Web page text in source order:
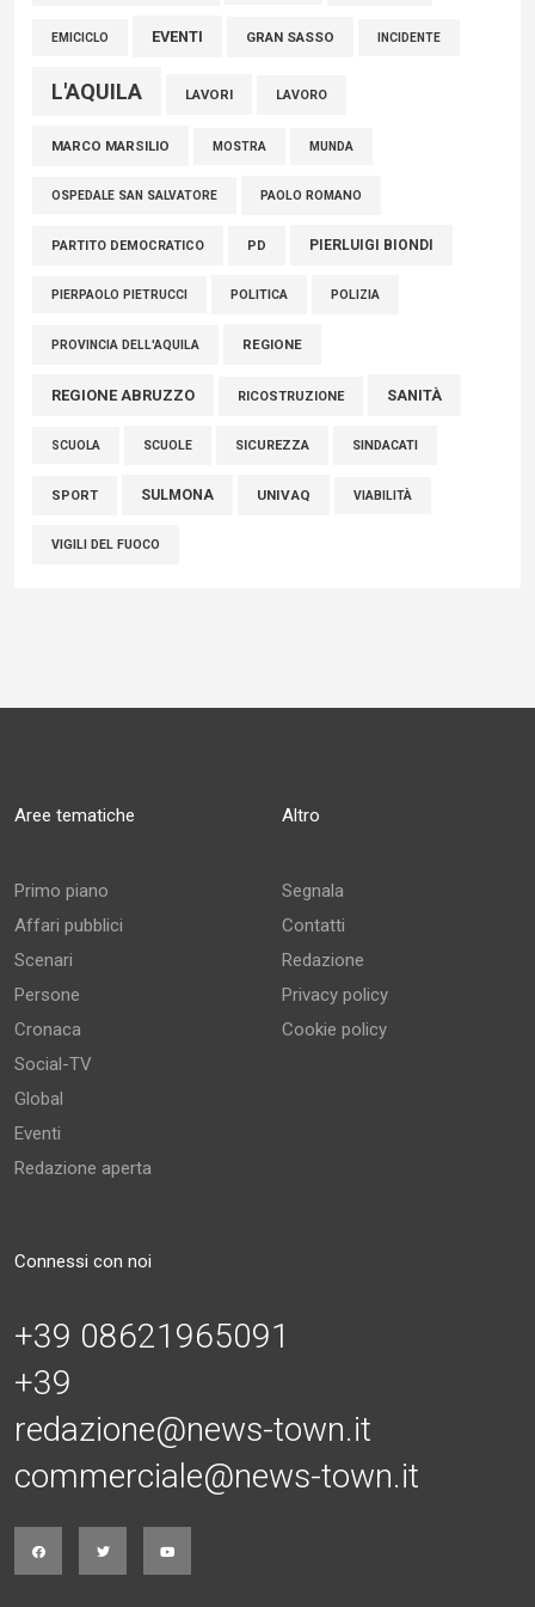
EMICICLO EVENTI GRAN SASSO INCIDENTE
L'AQUILA LAVORI LAVORO
MARCO MARSILIO MOSTRA MUNDA
OSPEDALE SAN SALVATORE PAOLO ROMANO
PARTITO DEMOCRATICO PD PIERLUIGI BIONDI
PIERPAOLO PIETRUCCI POLITICA POLIZIA
PROVINCIA DELL'AQUILA REGIONE
REGIONE ABRUZZO RICOSTRUZIONE SANITÀ
SCUOLA SCUOLE SICUREZZA SINDACATI
SPORT SULMONA UNIVAQ VIABILITÀ
VIGILI DEL FUOCO
Aree tematiche
Primo piano
Affari pubblici
Scenari
Persone
Cronaca
Social-TV
Global
Eventi
Redazione aperta
Altro
Segnala
Contatti
Redazione
Privacy policy
Cookie policy
Connessi con noi
+39 08621965091
+39
redazione@news-town.it
commerciale@news-town.it